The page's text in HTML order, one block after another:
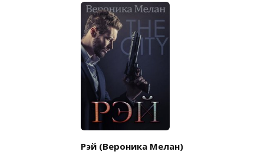
Рэй (Вероника Мелан)